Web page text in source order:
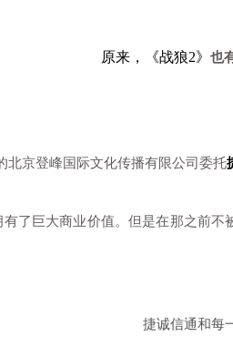
原来，《战狼2》 也
北京登峰国际文化传播有限公司委托
了巨大商业价值。但是在那之前不
捷诚信通和每